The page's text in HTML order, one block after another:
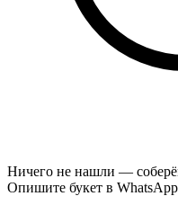
Ничего не нашли —
Опишите букет в